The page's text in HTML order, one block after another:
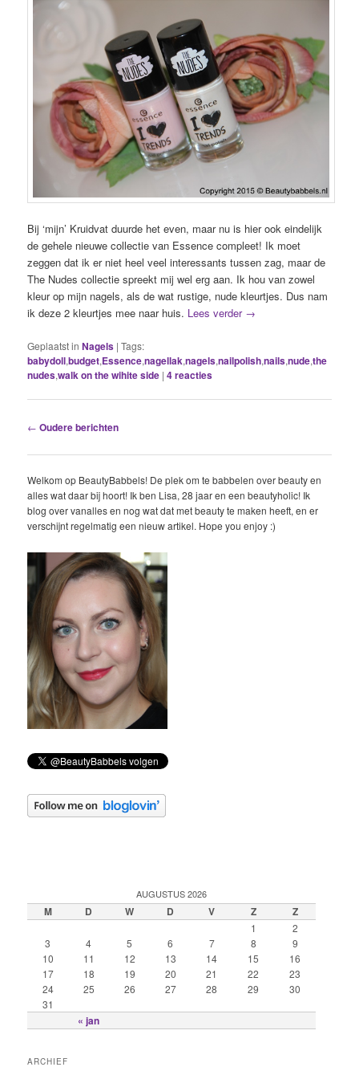
Bij ‘mijn’ Kruidvat duurde het even, maar nu is hier ook eindelijk
de gehele nieuwe collectie van Essence compleet! Ik moet
zeggen dat ik er niet heel veel interessants tussen zag, maar de
The Nudes collectie spreekt mij wel erg aan. Ik hou van zowel
kleur op mijn nagels, als de wat rustige, nude kleurtjes. Dus nam
ik deze 2 kleurtjes mee naar huis. Lees verder →
Geplaatst in Nagels |Tags:
babydoll,budget,Essence,nagellak,nagels,nailpolish,nails,nude,the
nudes,walk on the wihite side |4reacties
Berichtnavigatie
← Oudere berichten
Welkom op BeautyBabbels! De plek om te babbelen over beauty en
alles wat daar bij hoort! Ik ben Lisa, 28 jaar en een beautyholic! Ik
blog over vanalles en nog wat dat met beauty te maken heeft, en er
verschijnt regelmatig een nieuw artikel. Hope you enjoy :)
AUGUSTUS 2026
M D W D V Z Z
« jan
1
2
3
4 5 6 7 8
9
10
11 12 13 14 15
16
17
18 19 20 21 22
23
24
25 26 27 28 29
30
31
ARCHIEF